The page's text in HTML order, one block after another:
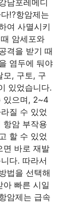
남포레메디
!?항암제는
여 사멸시키
암세포와
격을 받기 때
염두에 둬야
모, 구토, 구
있었습니다.
있으며, 2~4
질 수 있었
항암 부작용
할 수 있었
면 바로 재발
다. 따라서
법을 선택해
아 빠른 시일
암제는 급속